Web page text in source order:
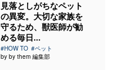
見落としがちなペット
の異変。大切な家族を
守るため、獣医師が勧
める毎日...
#HOW TO #ペット
by by them 編集部